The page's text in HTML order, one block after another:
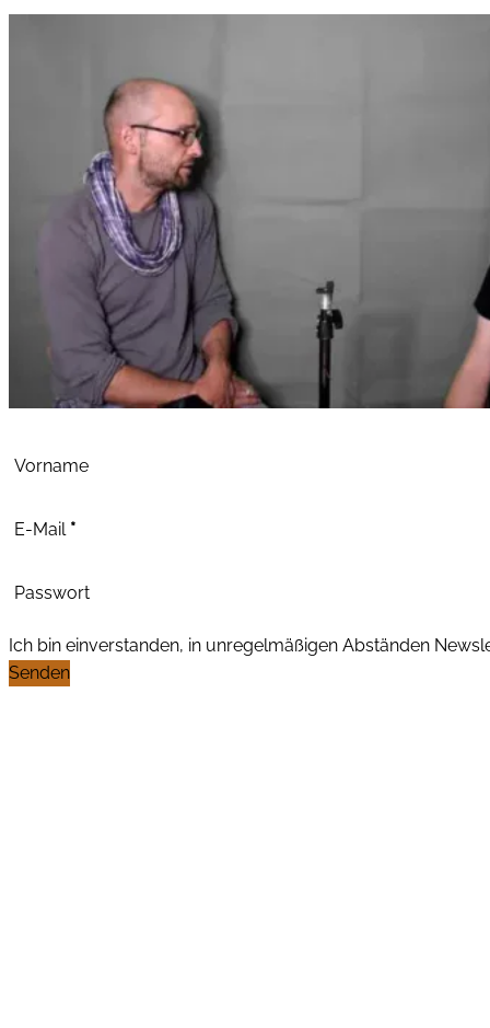
Vorname
E-Mail *
Passwort
Ich bin einverstanden, in unregelmäßigen Abständen
Senden